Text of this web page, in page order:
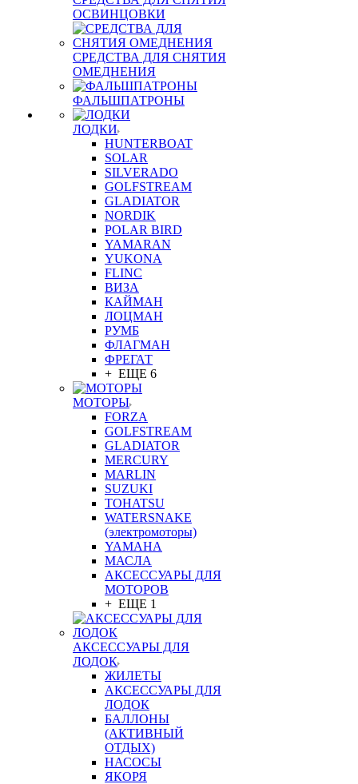
ОСВИНЦОВКИ
СРЕДСТВА ДЛЯ СНЯТИЯ
ОМЕДНЕНИЯ
ФАЛЬШПАТРОНЫ
ЛОДКИ
HUNTERBOAT
SOLAR
SILVERADO
GOLFSTREAM
GLADIATOR
NORDIK
POLAR BIRD
YAMARAN
YUKONA
FLINC
ВИЗА
КАЙМАН
ЛОЦМАН
РУМБ
ФЛАГМАН
ФРЕГАТ
+ ЕЩЕ 6
МОТОРЫ
FORZA
GOLFSTREAM
GLADIATOR
MERCURY
MARLIN
SUZUKI
TOHATSU
WATERSNAKE
(электромоторы)
YAMAHA
МАСЛА
АКСЕССУАРЫ ДЛЯ
МОТОРОВ
+ ЕЩЕ 1
АКСЕССУАРЫ ДЛЯ
ЛОДОК
ЖИЛЕТЫ
АКСЕССУАРЫ ДЛЯ
ЛОДОК
БАЛЛОНЫ
(АКТИВНЫЙ
ОТДЫХ)
НАСОСЫ
ЯКОРЯ